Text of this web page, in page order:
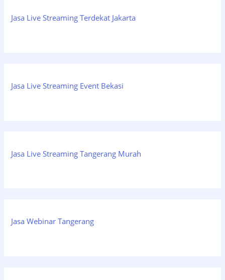
Jasa Live Streaming Terdekat Jakarta
Jasa Live Streaming Event Bekasi
Jasa Live Streaming Tangerang Murah
Jasa Webinar Tangerang